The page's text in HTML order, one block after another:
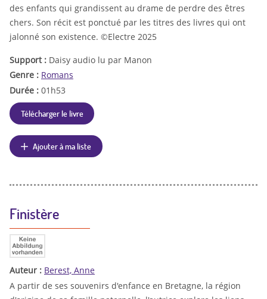
des enfants qui grandissent au drame de perdre des êtres
chers. Son récit est ponctué par les titres des livres qui ont
jalonné son existence. ©Electre 2025
Support : Daisy audio lu par Manon
Genre : Romans
Durée : 01h53
Télécharger le livre
Ajouter à ma liste
Finistère
Auteur : Berest, Anne
A partir de ses souvenirs d'enfance en Bretagne, la région